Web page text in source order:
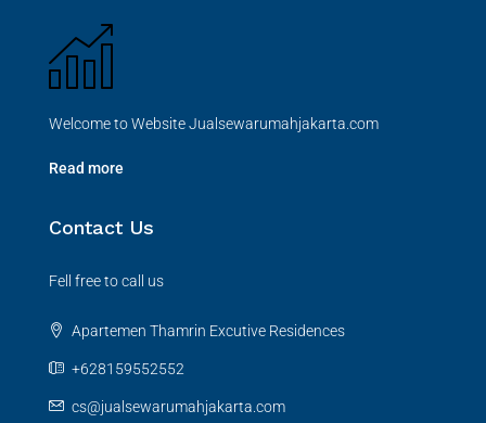
Welcome to Website Jualsewarumahjakarta.com
Read more
Contact Us
Fell free to call us
Apartemen Thamrin Excutive Residences
+628159552552
cs@jualsewarumahjakarta.com